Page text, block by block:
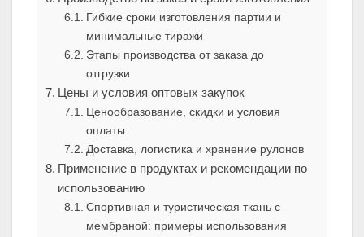
Гибкие сроки изготовления партии и
минимальные тиражи
Этапы производства от заказа до
отгрузки
Цены и условия оптовых закупок
Ценообразование, скидки и условия
оплаты
Доставка, логистика и хранение рулонов
Применение в продуктах и рекомендации по
использованию
Спортивная и туристическая ткань с
мембраной: примеры использования